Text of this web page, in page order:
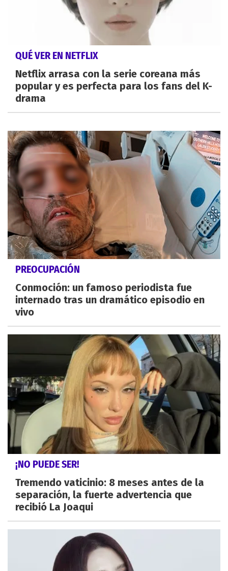
QUÉ VER EN NETFLIX
Netflix arrasa con la serie coreana más
popular y es perfecta para los fans del K-
drama
PREOCUPACIÓN
Conmoción: un famoso periodista fue
internado tras un dramático episodio en
vivo
¡NO PUEDE SER!
Tremendo vaticinio: 8 meses antes de la
separación, la fuerte advertencia que
recibió La Joaqui